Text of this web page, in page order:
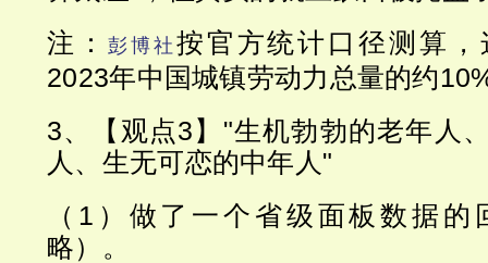
注：
彭博社 按官方统计口径测算
2023年中国城镇劳动力总量的约
3、【观点3】"生机勃勃的老年人
人、生无可恋的中年人"
（1）做了一个省级面板数据的
略）。